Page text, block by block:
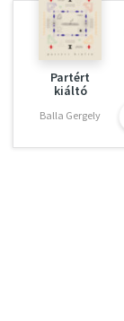
Partért
kiáltó
Balla Gergely